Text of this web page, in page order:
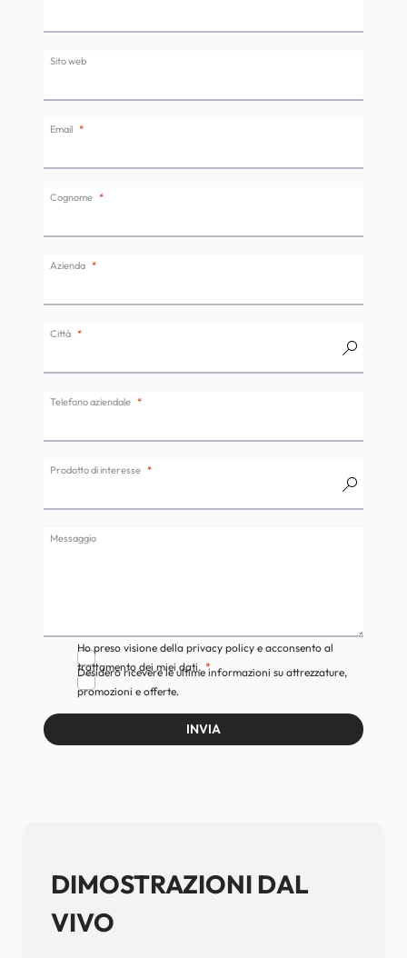
Sito web
Email
Cognome
Azienda
Città
Telefono aziendale
Prodotto di interesse
Messaggio
Ho preso visione della privacy policy e acconsento al
trattamento dei miei dati.
Desidero ricevere le ultime informazioni su attrezzature,
promozioni e offerte.
INVIA
DIMOSTRAZIONI DAL
VIVO